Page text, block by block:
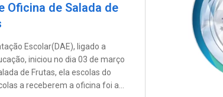
Oficina de Salada de
Escolar(DAE), ligado a
iniciou no dia 03 de março
de Frutas, ela escolas do
a receberem a oficina foi a…